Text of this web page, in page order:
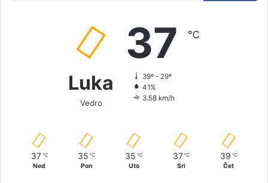
Luka
Vedro
37 ℃
39º - 29º
41%
3.58 km/h
37 ℃
Ned
35 ℃
Pon
35 ℃
Uto
37 ℃
Sri
39 ℃
Čet